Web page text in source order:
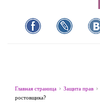
Главная страница Защита прав
ростовщика?